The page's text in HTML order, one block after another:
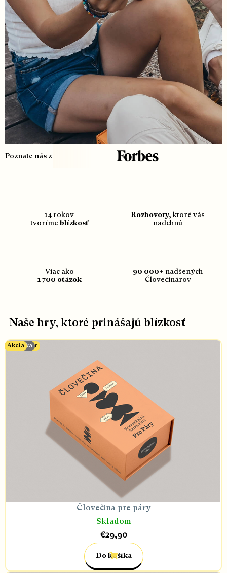
Poznate nás z
14 rokov
tvoríme blízkosť
Rozhovory, ktoré vás
nadchnú
Viac ako
1 700 otázok
90 000+ nadšených
Človečinárov
Naše hry, ktoré prinášajú blízkosť
Bestseller
Človečina pre páry
Skladom
€29,90
Do košíka
Bestseller
Novinka
Bestseller
Novinka
Akcia
Akcia